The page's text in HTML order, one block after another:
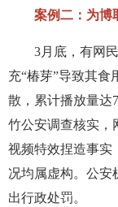
案例二：为博
3月底，有网民
充“椿芽”导致其食
散，累计播放量达
竹公安调查核实，
视频特效捏造事实
况均属虚构。公安
出行政处罚。